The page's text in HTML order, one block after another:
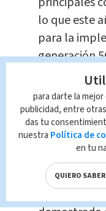
lo que este
para la
generación
A nivel
acelerado la
de
quinta
"En los
para darte la
publicidad, entre
das tu
nuestra Política de
en tu
QUIERO